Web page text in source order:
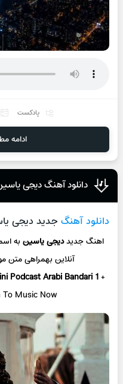
پادکست
ادامه
دانلود آهنگ دیجی
دانلود آهنگ جدید دیجی
اهنگ جدیددیجی یاسینبه
آنلاینبهمراهی متن
Podcast Arabi Bandari 1+
Music Now